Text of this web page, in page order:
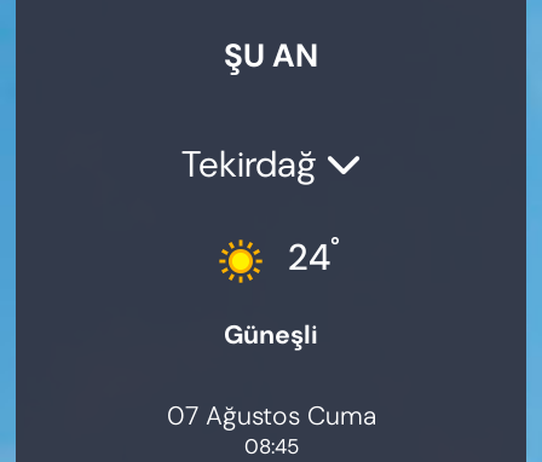
ŞU AN
Tekirdağ
24°
Güneşli
07 Ağustos Cuma
08:45
Son Dakika Haberleri